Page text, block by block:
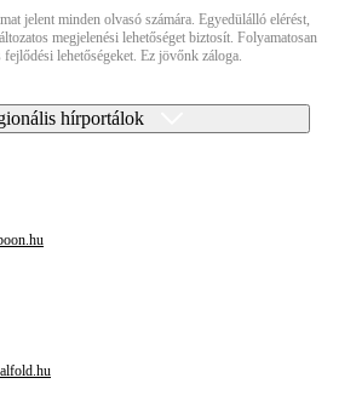
jelent minden olvasó számára. Egyedülálló elérést,
megjelenési lehetőséget biztosít. Folyamatosan
lehetőségeket. Ez jövőnk záloga.
hírportálok